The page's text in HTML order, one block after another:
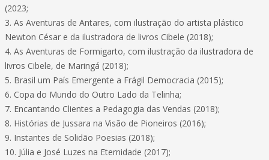
(2023;
3. As Aventuras de Antares, com ilustração do artista plástico
Newton César e da ilustradora de livros Cibele (2018);
4. As Aventuras de Formigarto, com ilustração da ilustradora de
livros Cibele, de Maringá (2018);
5. Brasil um País Emergente a Frágil Democracia (2015);
6. Copa do Mundo do Outro Lado da Telinha;
7. Encantando Clientes a Pedagogia das Vendas (2018);
8. Histórias de Jussara na Visão de Pioneiros (2016);
9. Instantes de Solidão Poesias (2018);
10. Júlia e José Luzes na Eternidade (2017);